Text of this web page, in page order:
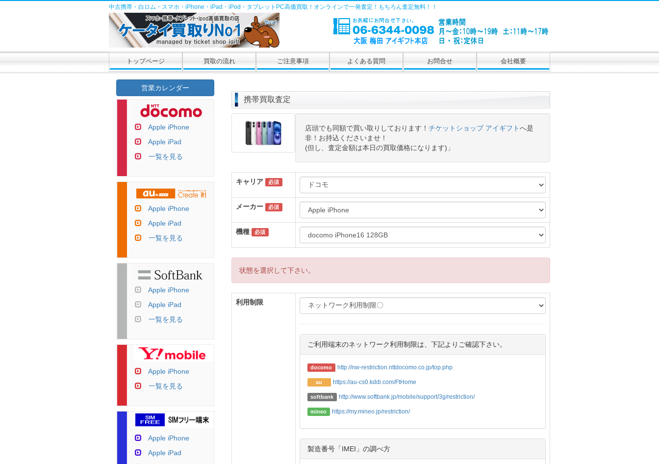
中古携帯・白ロム・スマホ・iPhone・iPad・iPod・タブレットPC高価買取！オンラインで一発査定！もちろん査定無料！！
トップページ 買取の流れ ご注意事項 よくある質問 お問合せ 会社概要
携帯買取査定
店頭でも同額で買い取りしております！ チケットショップ アイギフトへ是
非！お持込くださいませ！
(但し、査定金額は本日の買取価格になります)」
キャリア 必須
メーカー 必須
機種 必須
状態を選択して下さい。
利用制限
ご利用端末のネットワーク利用制限は、下記よりご確認下さい。
docomo http://nw-restriction.nttdocomo.co.jp/top.php
au https://au-cs0.kddi.com/FtHome
softbank http://www.softbank.jp/mobile/support/3g/restriction/
mineo https://my.mineo.jp/restriction/
製造番号「IMEI」の調べ方
営業カレンダー
Apple iPhone
Apple iPad
一覧を見る
Apple iPhone
Apple iPad
一覧を見る
Apple iPhone
Apple iPad
一覧を見る
Apple iPhone
一覧を見る
Apple iPhone
Apple iPad